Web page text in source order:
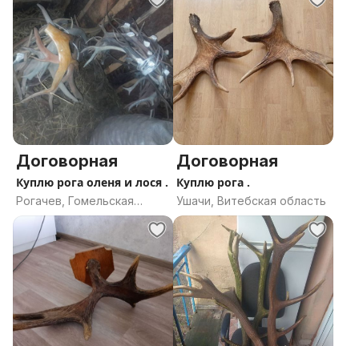
Договорная
Куплю рога оленя и лося .
Рогачев, Гомельская
область
Договорная
Куплю рога .
Ушачи, Витебская область